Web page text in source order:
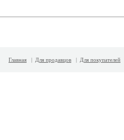
Главная | Для продавцов | Для покупателей